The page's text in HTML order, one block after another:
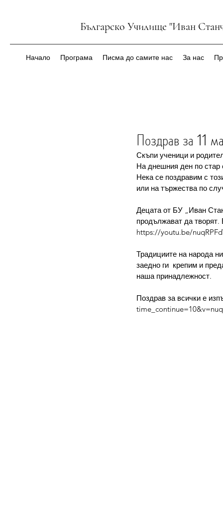
Българско Училище "Иван
Начало Програма Писма до самите нас За нас
Поздрав за 11
Скъпи ученици и
На днешния ден по стар
Нека се поздравим с
или на тържества по
Децата от БУ „Иван
продължават да
https://youtu.be/
Традициите на народа
заедно ги  крепим и
наша принадлежност.
Поздрав за всички е